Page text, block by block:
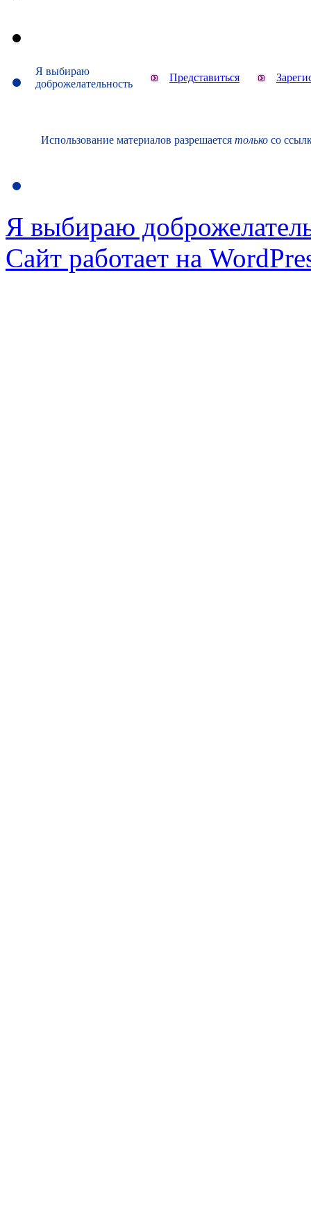
Я выбираю
доброжелательность
Представиться
Использование материалов разрешается только со
Я выбираю
Сайт работает на